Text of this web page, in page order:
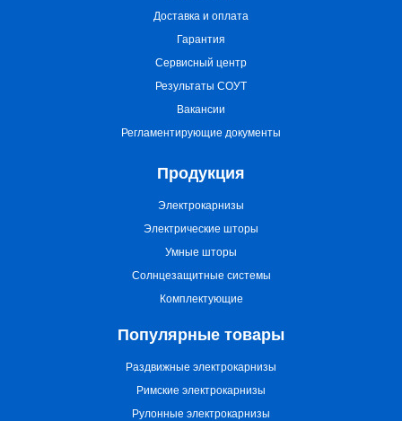
Доставка и оплата
Гарантия
Сервисный центр
Результаты СОУТ
Вакансии
Регламентирующие документы
Продукция
Электрокарнизы
Электрические шторы
Умные шторы
Солнцезащитные системы
Комплектующие
Популярные товары
Раздвижные электрокарнизы
Римские электрокарнизы
Рулонные электрокарнизы